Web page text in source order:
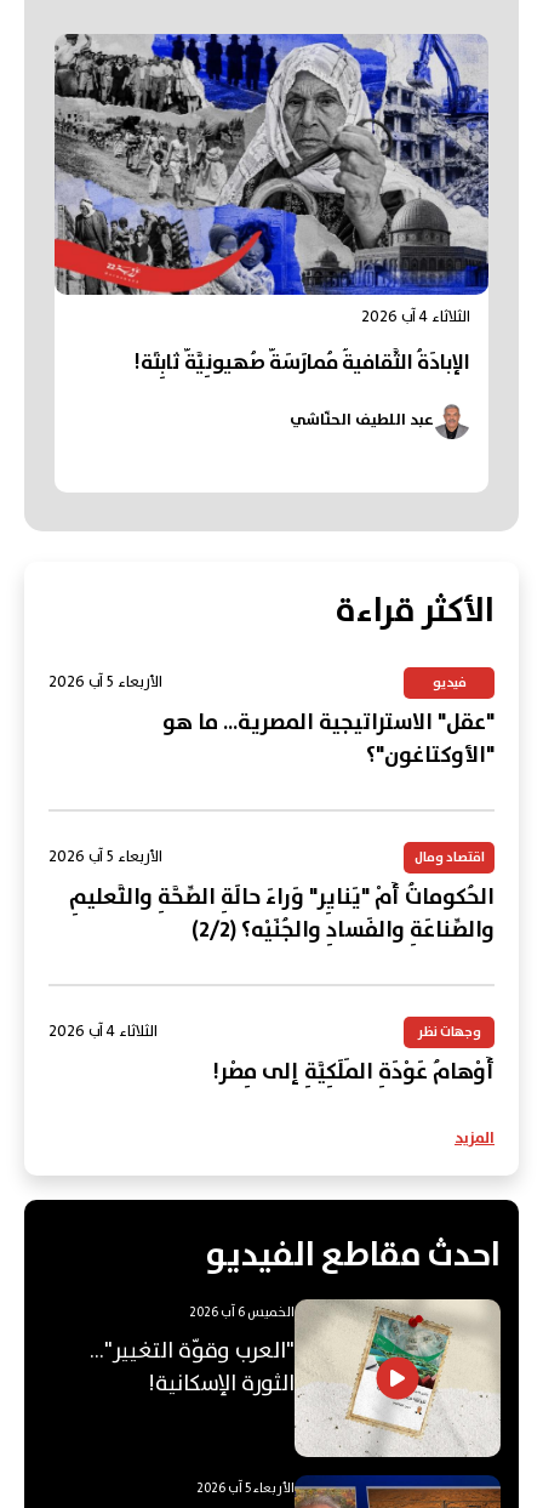
الثلاثاء 4 آب 2026
الإبادَةُ الثَّقافيةُ مُمارَسَةٌ صُهيونِيَّةٌ ثابِتَة!
عبد اللطيف الحنّاشي
الأكثر قراءة
فيديو الأربعاء 5 آب 2026
"عقل" الاستراتيجية المصرية... ما هو
"الأوكتاغون"؟
اقتصاد ومال الأربعاء 5 آب 2026
الحُكوماتُ أَمْ "يَنايِر" وَراءَ حالَةِ الصِّحَّةِ والتَّعليمِ
والصِّناعَةِ والفَسادِ والجُنَيْه؟ (2/2)
وجهات نظر الثلاثاء 4 آب 2026
أَوْهامُ عَوْدَةِ المَلَكِيَّةِ إلى مِصْر!
المزيد
احدث مقاطع الفيديو
الخميس 6 آب 2026
"العرب وقوّة التغيير"...
الثورة الإسكانية!
الأربعاء 5 آب 2026